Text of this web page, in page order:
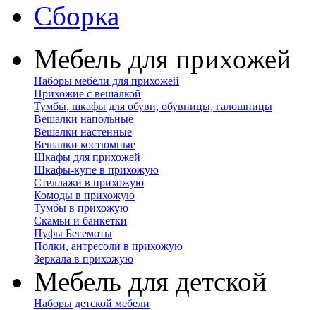
Сборка
Мебель для прихожей
Наборы мебели для прихожей
Прихожие с вешалкой
Тумбы, шкафы для обуви, обувницы, галошницы
Вешалки напольные
Вешалки настенные
Вешалки костюмные
Шкафы для прихожей
Шкафы-купе в прихожую
Стеллажи в прихожую
Комоды в прихожую
Тумбы в прихожую
Скамьи и банкетки
Пуфы Бегемоты
Полки, антресоли в прихожую
Зеркала в прихожую
Мебель для детской
Наборы детской мебели